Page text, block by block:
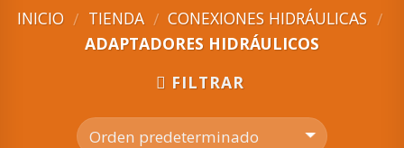
INICIO / TIENDA / CONEXIONES HIDRÁULICAS /
ADAPTADORES HIDRÁULICOS
FILTRAR